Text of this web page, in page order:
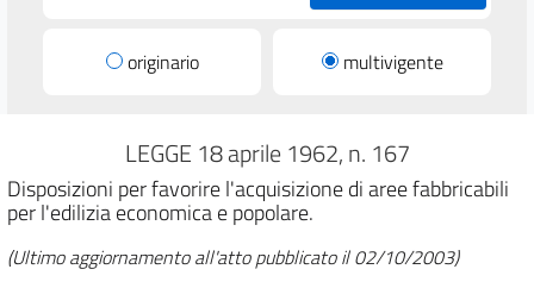
originario multivigente
LEGGE 18 aprile 1962, n. 167
Disposizioni per favorire l'acquisizione di aree fabbricabili
per l'edilizia economica e popolare.
(Ultimo aggiornamento all'atto pubblicato il 02/10/2003)